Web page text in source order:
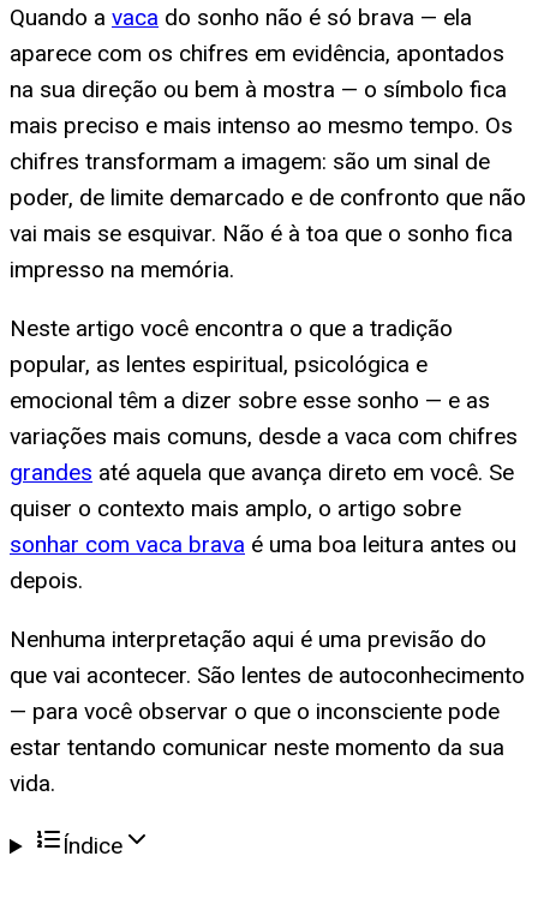
Quando a vaca do sonho não é só brava — ela
aparece com os chifres em evidência, apontados
na sua direção ou bem à mostra — o símbolo fica
mais preciso e mais intenso ao mesmo tempo. Os
chifres transformam a imagem: são um sinal de
poder, de limite demarcado e de confronto que não
vai mais se esquivar. Não é à toa que o sonho fica
impresso na memória.
Neste artigo você encontra o que a tradição
popular, as lentes espiritual, psicológica e
emocional têm a dizer sobre esse sonho — e as
variações mais comuns, desde a vaca com chifres
grandes até aquela que avança direto em você. Se
quiser o contexto mais amplo, o artigo sobre
sonhar com vaca brava é uma boa leitura antes ou
depois.
Nenhuma interpretação aqui é uma previsão do
que vai acontecer. São lentes de autoconhecimento
— para você observar o que o inconsciente pode
estar tentando comunicar neste momento da sua
vida.
Índice